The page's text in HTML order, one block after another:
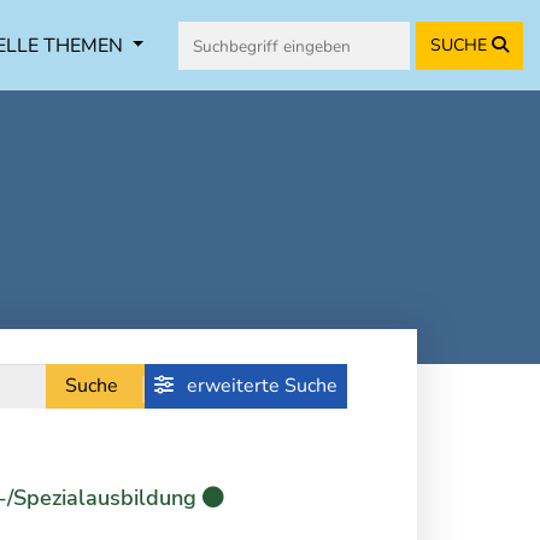
THEMEN SUCHE
Suche erweiterte Suche
Spezialausbildung